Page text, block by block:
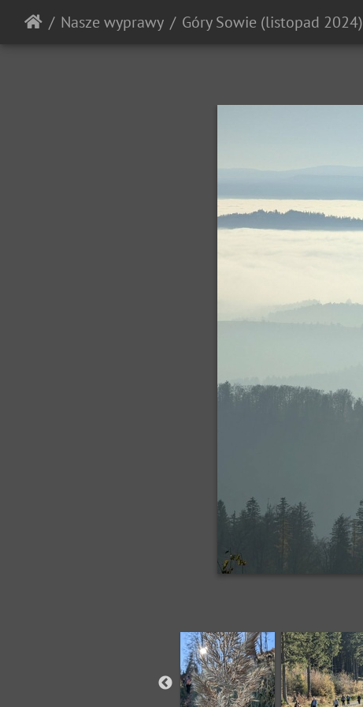
Nasze wyprawy Góry Sowie (listopad 2024)